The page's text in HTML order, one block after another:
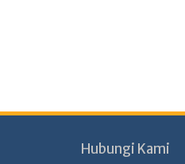
Hubungi Kami